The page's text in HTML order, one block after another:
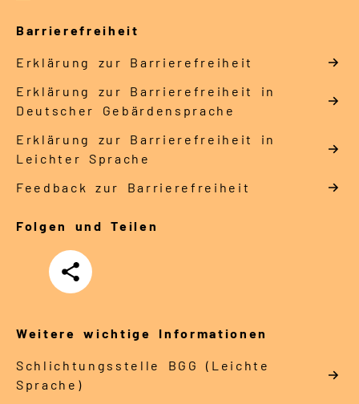
Barrierefreiheit
Erklärung zur Barrierefreiheit
Erklärung zur Barrierefreiheit in
Deutscher Gebärdensprache
Erklärung zur Barrierefreiheit in
Leichter Sprache
Feedback zur Barrierefreiheit
Folgen und Teilen
Teilen
Weitere wichtige Informationen
Schlich­tungs­stel­le BGG (Leichte
Sprache)